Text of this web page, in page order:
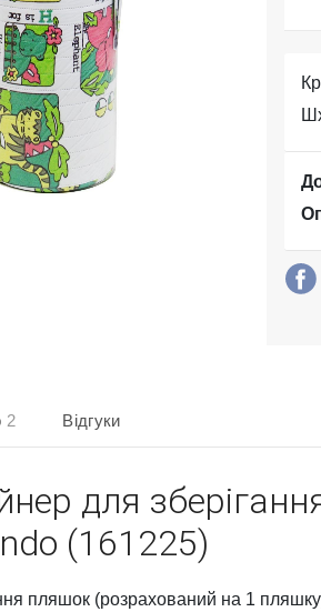
2 Відгуки
для
(161225)
пляшок (розрахований на 1